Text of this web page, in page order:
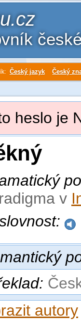
Český jazyk Český
heslo je
v
autory